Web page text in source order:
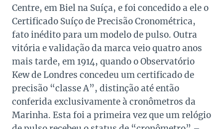
Centre, em Biel na Suíça, e foi concedido a ele o
Certificado Suíço de Precisão Cronométrica,
fato inédito para um modelo de pulso. Outra
vitória e validação da marca veio quatro anos
mais tarde, em 1914, quando o Observatório
Kew de Londres concedeu um certificado de
precisão “classe A”, distinção até então
conferida exclusivamente à cronômetros da
Marinha. Esta foi a primeira vez que um relógio